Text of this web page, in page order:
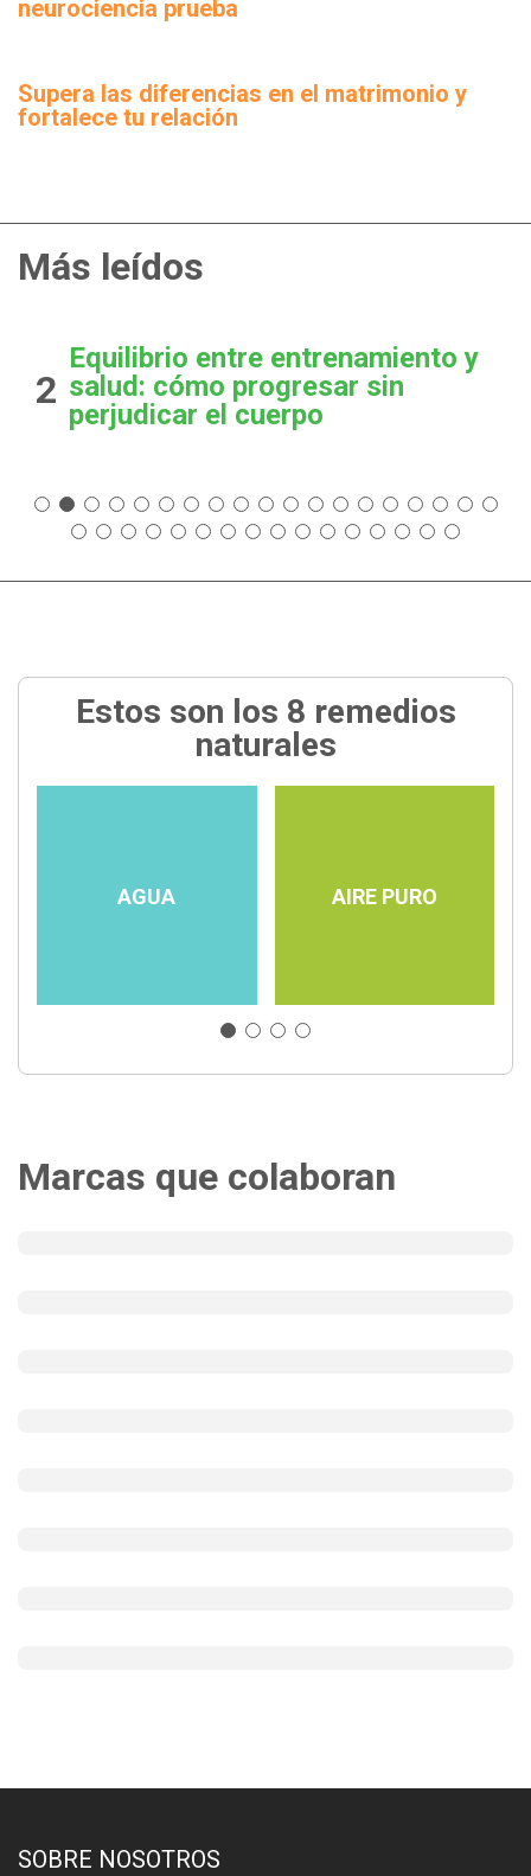
neurociencia prueba
Supera las diferencias en el matrimonio y
fortalece tu relación
Más leídos
2
Equilibrio entre entrenamiento y
salud: cómo progresar sin
perjudicar el cuerpo
Estos son los 8 remedios
naturales
AGUA AIRE PURO
Marcas que colaboran
SOBRE NOSOTROS